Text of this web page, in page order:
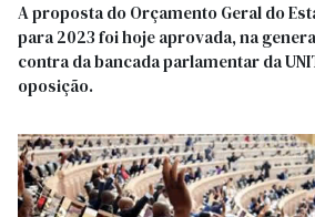
A proposta do Orçamento Geral do
para 2023 foi hoje aprovada, na
contra da bancada parlamentar da
oposição.